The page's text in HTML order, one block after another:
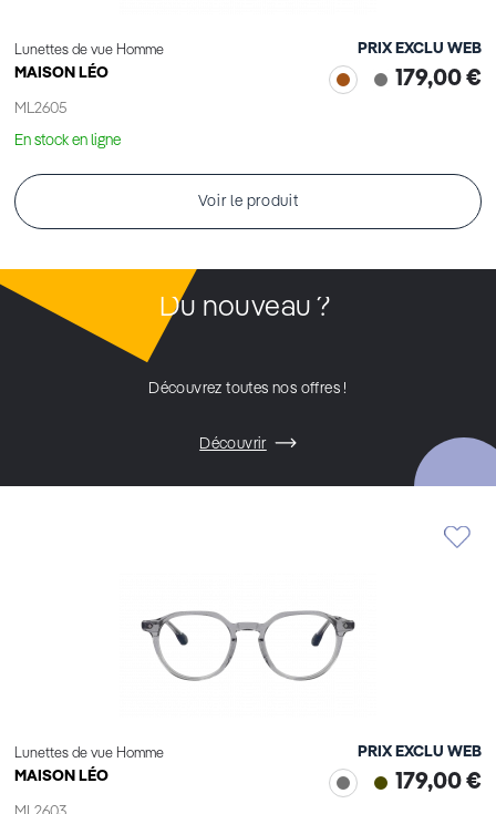
Lunettes de vue Homme
MAISON LÉO
ML2605
PRIX EXCLU WEB
179,00 €
En stock en ligne
Voir le produit
Du nouveau ?
Découvrez toutes nos offres !
Découvrir
Lunettes de vue Homme
MAISON LÉO
PRIX EXCLU WEB
179,00 €